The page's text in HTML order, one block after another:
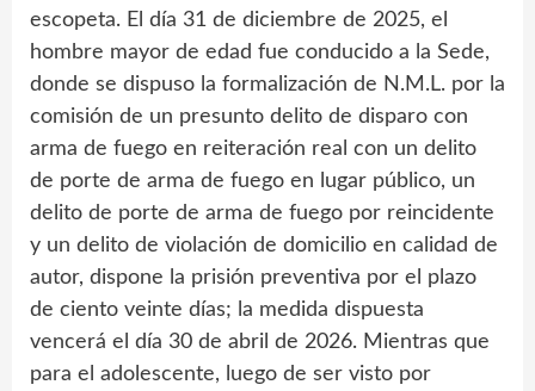
escopeta. El día 31 de diciembre de 2025, el
hombre mayor de edad fue conducido a la Sede,
donde se dispuso la formalización de N.M.L. por la
comisión de un presunto delito de disparo con
arma de fuego en reiteración real con un delito
de porte de arma de fuego en lugar público, un
delito de porte de arma de fuego por reincidente
y un delito de violación de domicilio en calidad de
autor, dispone la prisión preventiva por el plazo
de ciento veinte días; la medida dispuesta
vencerá el día 30 de abril de 2026. Mientras que
para el adolescente, luego de ser visto por